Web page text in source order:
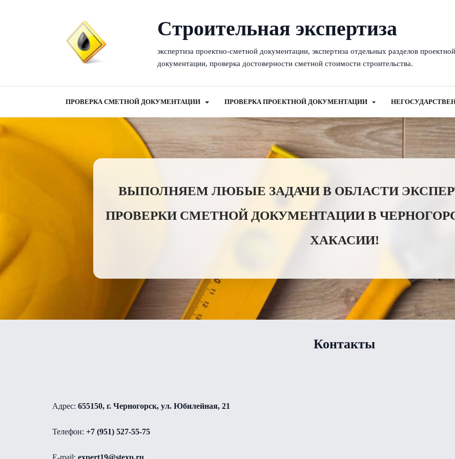
Cтроительная экспертиза
экспертиза проектно-сметной документации, экспертиза отдельных разделов проектной
документации, проверка достоверности сметной стоимости строительства.
ПРОВЕРКА СМЕТНОЙ ДОКУМЕНТАЦИИ ПРОВЕРКА ПРОЕКТНОЙ ДОКУМЕНТАЦИИ
ВЫПОЛНЯЕМ ЛЮБЫЕ ЗАДАЧИ В ОБЛАСТИ
ПРОВЕРКИ СМЕТНОЙ ДОКУМЕНТАЦИИ В
ХАКАСИИ!
Контакты
Адрес: 655150, г. Черногорск, ул. Юбилейная, 21
Телефон: +7 (951) 527-55-75
E-mail: expert19@stexp.ru